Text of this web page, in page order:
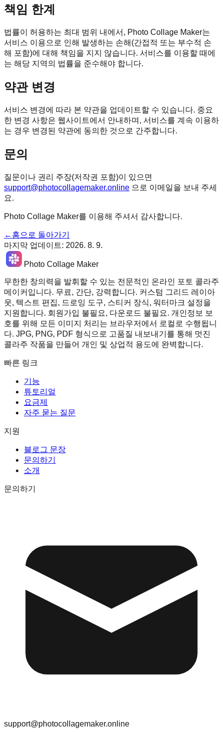
책임 한계
법률이 허용하는 최대 범위 내에서, Photo Collage Maker는
서비스 이용으로 인해 발생하는 손해(간접적 또는 부수적 손
해 포함)에 대해 책임을 지지 않습니다. 서비스를 이용할 때에
는 해당 지역의 법률을 준수해야 합니다.
약관 변경
서비스 변경에 따라 본 약관을 업데이트할 수 있습니다. 중요
한 변경 사항은 웹사이트에서 안내하며, 서비스를 계속 이용하
는 경우 변경된 약관에 동의한 것으로 간주합니다.
문의
질문이나 권리 주장(저작권 포함)이 있으면
support@photocollagemaker.online 으로 이메일을 보내 주세
요.
Photo Collage Maker를 이용해 주셔서 감사합니다.
← 홈으로 돌아가기
마지막 업데이트: 2026. 8. 9.
Photo Collage Maker
무한한 창의력을 발휘할 수 있는 전문적인 온라인 포토 콜라주
메이커입니다. 무료, 간단, 강력합니다. 커스텀 그리드 레이아
웃, 텍스트 편집, 드로잉 도구, 스티커 장식, 워터마크 설정을
지원합니다. 회원가입 불필요, 다운로드 불필요. 개인정보 보
호를 위해 모든 이미지 처리는 브라우저에서 로컬로 수행됩니
다. JPG, PNG, PDF 형식으로 고품질 내보내기를 통해 멋진
콜라주 작품을 만들어 개인 및 상업적 용도에 완벽합니다.
빠른 링크
기능
튜토리얼
요금제
자주 묻는 질문
지원
블로그 문장
문의하기
소개
문의하기
support@photocollagemaker.online